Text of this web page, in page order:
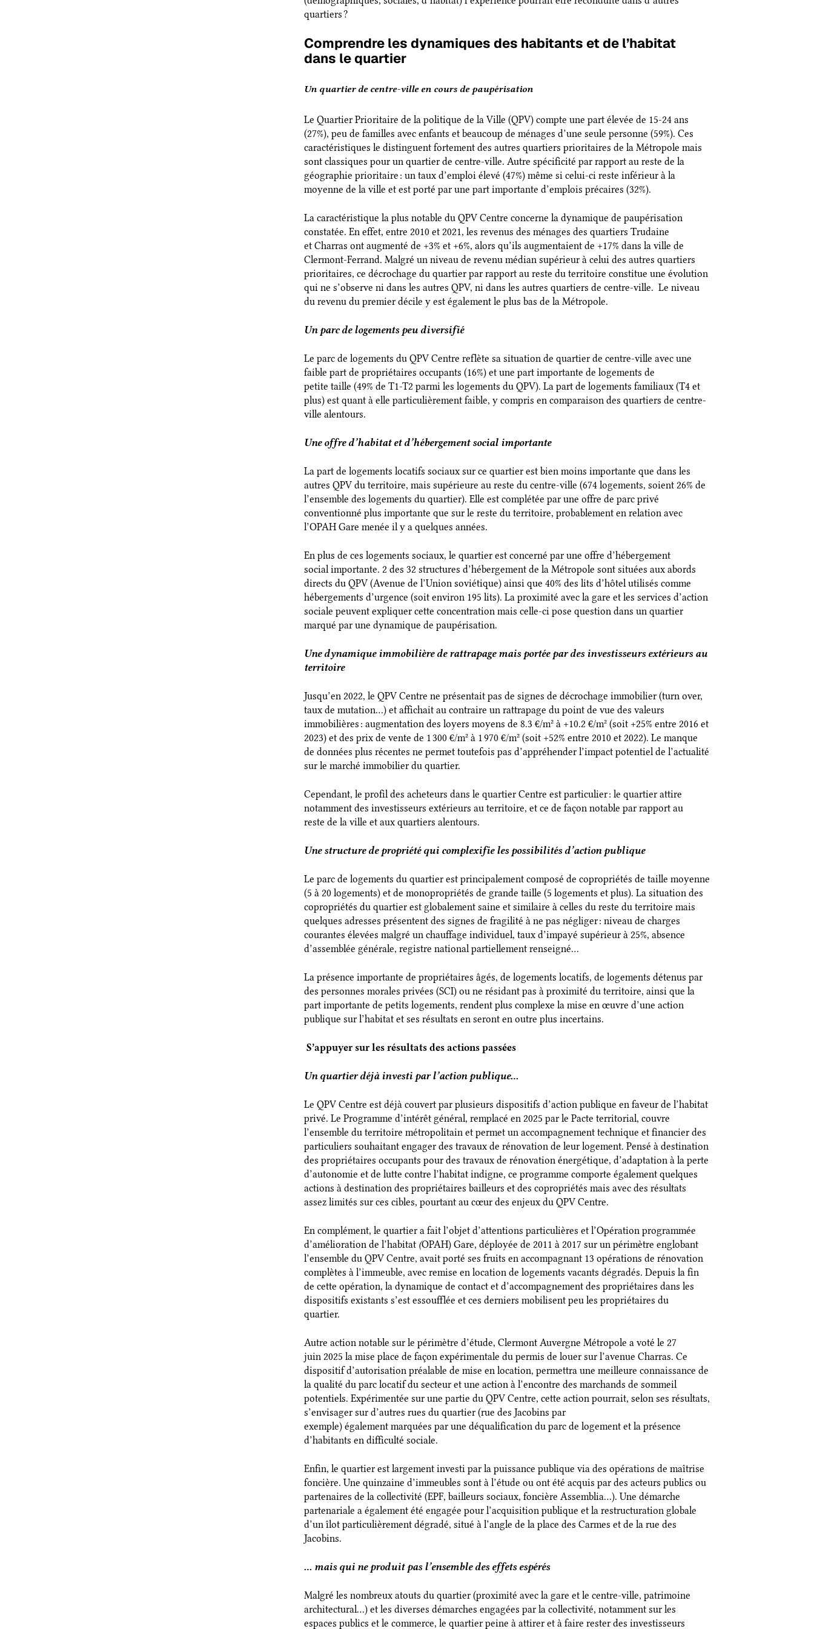
quartiers ?
Comprendre les dynamiques des habitants et de l’habitat
dans le quartier
Un quartier de centre-ville en cours de paupérisation
Le Quartier Prioritaire de la politique de la Ville (QPV) compte une part élevée de 15-24 ans
(27%), peu de familles avec enfants et beaucoup de ménages d’une seule personne (59%). Ces
caractéristiques le distinguent fortement des autres quartiers prioritaires de la Métropole mais
sont classiques pour un quartier de centre-ville. Autre spécificité par rapport au reste de la
géographie prioritaire : un taux d’emploi élevé (47%) même si celui-ci reste inférieur à la
moyenne de la ville et est porté par une part importante d’emplois précaires (32%).
La caractéristique la plus notable du QPV Centre concerne la dynamique de paupérisation
constatée. En effet, entre 2010 et 2021, les revenus des ménages des quartiers Trudaine
et Charras ont augmenté de +3% et +6%, alors qu’ils augmentaient de +17% dans la ville de
Clermont-Ferrand. Malgré un niveau de revenu médian supérieur à celui des autres quartiers
prioritaires, ce décrochage du quartier par rapport au reste du territoire constitue une évolution
qui ne s’observe ni dans les autres QPV, ni dans les autres quartiers de centre-ville. Le niveau
du revenu du premier décile y est également le plus bas de la Métropole.
Un parc de logements peu diversifié
Le parc de logements du QPV Centre reflète sa situation de quartier de centre-ville avec une
faible part de propriétaires occupants (16%) et une part importante de logements de
petite taille (49% de T1-T2 parmi les logements du QPV). La part de logements familiaux (T4 et
plus) est quant à elle particulièrement faible, y compris en comparaison des quartiers de centre-
ville alentours.
Une offre d’habitat et d’hébergement social importante
La part de logements locatifs sociaux sur ce quartier est bien moins importante que dans les
autres QPV du territoire, mais supérieure au reste du centre-ville (674 logements, soient 26% de
l’ensemble des logements du quartier). Elle est complétée par une offre de parc privé
conventionné plus importante que sur le reste du territoire, probablement en relation avec
l’OPAH Gare menée il y a quelques années.
En plus de ces logements sociaux, le quartier est concerné par une offre d’hébergement
social importante. 2 des 32 structures d’hébergement de la Métropole sont situées aux abords
directs du QPV (Avenue de l’Union soviétique) ainsi que 40% des lits d’hôtel utilisés comme
hébergements d’urgence (soit environ 195 lits). La proximité avec la gare et les services d’action
sociale peuvent expliquer cette concentration mais celle-ci pose question dans un quartier
marqué par une dynamique de paupérisation.
Une dynamique immobilière de rattrapage mais portée par des investisseurs extérieurs au
territoire
Jusqu’en 2022, le QPV Centre ne présentait pas de signes de décrochage immobilier (turn over,
taux de mutation…) et affichait au contraire un rattrapage du point de vue des valeurs
immobilières : augmentation des loyers moyens de 8.3 €/m² à +10.2 €/m² (soit +25% entre 2016 et
2023) et des prix de vente de 1 300 €/m² à 1 970 €/m² (soit +52% entre 2010 et 2022). Le manque
de données plus récentes ne permet toutefois pas d’appréhender l’impact potentiel de l’actualité
sur le marché immobilier du quartier.
Cependant, le profil des acheteurs dans le quartier Centre est particulier : le quartier attire
notamment des investisseurs extérieurs au territoire, et ce de façon notable par rapport au
reste de la ville et aux quartiers alentours.
Une structure de propriété qui complexifie les possibilités d’action publique
Le parc de logements du quartier est principalement composé de copropriétés de taille moyenne
(5 à 20 logements) et de monopropriétés de grande taille (5 logements et plus). La situation des
copropriétés du quartier est globalement saine et similaire à celles du reste du territoire mais
quelques adresses présentent des signes de fragilité à ne pas négliger : niveau de charges
courantes élevées malgré un chauffage individuel, taux d’impayé supérieur à 25%, absence
d’assemblée générale, registre national partiellement renseigné…
La présence importante de propriétaires âgés, de logements locatifs, de logements détenus par
des personnes morales privées (SCI) ou ne résidant pas à proximité du territoire, ainsi que la
part importante de petits logements, rendent plus complexe la mise en œuvre d’une action
publique sur l’habitat et ses résultats en seront en outre plus incertains.
S’appuyer sur les résultats des actions passées
Un quartier déjà investi par l’action publique…
Le QPV Centre est déjà couvert par plusieurs dispositifs d’action publique en faveur de l’habitat
privé. Le Programme d’intérêt général, remplacé en 2025 par le Pacte territorial, couvre
l’ensemble du territoire métropolitain et permet un accompagnement technique et financier des
particuliers souhaitant engager des travaux de rénovation de leur logement. Pensé à destination
des propriétaires occupants pour des travaux de rénovation énergétique, d’adaptation à la perte
d’autonomie et de lutte contre l’habitat indigne, ce programme comporte également quelques
actions à destination des propriétaires bailleurs et des copropriétés mais avec des résultats
assez limités sur ces cibles, pourtant au cœur des enjeux du QPV Centre.
En complément, le quartier a fait l’objet d’attentions particulières et l’Opération programmée
d’amélioration de l’habitat (OPAH) Gare, déployée de 2011 à 2017 sur un périmètre englobant
l’ensemble du QPV Centre, avait porté ses fruits en accompagnant 13 opérations de rénovation
complètes à l’immeuble, avec remise en location de logements vacants dégradés. Depuis la fin
de cette opération, la dynamique de contact et d’accompagnement des propriétaires dans les
dispositifs existants s’est essoufflée et ces derniers mobilisent peu les propriétaires du
quartier.
Autre action notable sur le périmètre d’étude, Clermont Auvergne Métropole a voté le 27
juin 2025 la mise place de façon expérimentale du permis de louer sur l’avenue Charras. Ce
dispositif d’autorisation préalable de mise en location, permettra une meilleure connaissance de
la qualité du parc locatif du secteur et une action à l’encontre des marchands de sommeil
potentiels. Expérimentée sur une partie du QPV Centre, cette action pourrait, selon ses résultats,
s’envisager sur d’autres rues du quartier (rue des Jacobins par
exemple) également marquées par une déqualification du parc de logement et la présence
d’habitants en difficulté sociale.
Enfin, le quartier est largement investi par la puissance publique via des opérations de maîtrise
foncière. Une quinzaine d’immeubles sont à l’étude ou ont été acquis par des acteurs publics ou
partenaires de la collectivité (EPF, bailleurs sociaux, foncière Assemblia…). Une démarche
partenariale a également été engagée pour l’acquisition publique et la restructuration globale
d’un îlot particulièrement dégradé, situé à l’angle de la place des Carmes et de la rue des
Jacobins.
… mais qui ne produit pas l’ensemble des effets espérés
Malgré les nombreux atouts du quartier (proximité avec la gare et le centre-ville, patrimoine
architectural…) et les diverses démarches engagées par la collectivité, notamment sur les
espaces publics et le commerce, le quartier peine à attirer et à faire rester des investisseurs